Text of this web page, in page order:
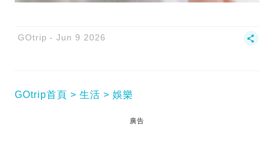
GOtrip Jun 9 2026
GOtrip首頁 生活 娛樂
廣告